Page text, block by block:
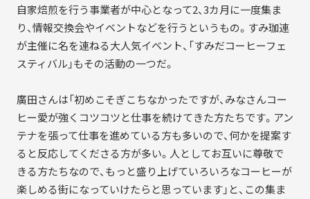
自家焙煎を行う事業者が中心となって2、3カ月に一度集ま
り、情報交換会やイベントなどを行うというもの。すみ珈連
が主催に名を連ねる大人気イベント、「すみだコーヒーフェ
スティバル」もその活動の一つだ。
廣田さんは「初めこそぎこちなかったですが、みなさんコー
ヒー愛が強くコツコツと仕事を続けてきた方たちです。アン
テナを張って仕事を進めている方も多いので、何かを提案す
ると反応してくださる方が多い。人としてお互いに尊敬で
きる方たちなので、もっと盛り上げていろいろなコーヒーが
楽しめる街になっていけたらと思っています」と、この集ま